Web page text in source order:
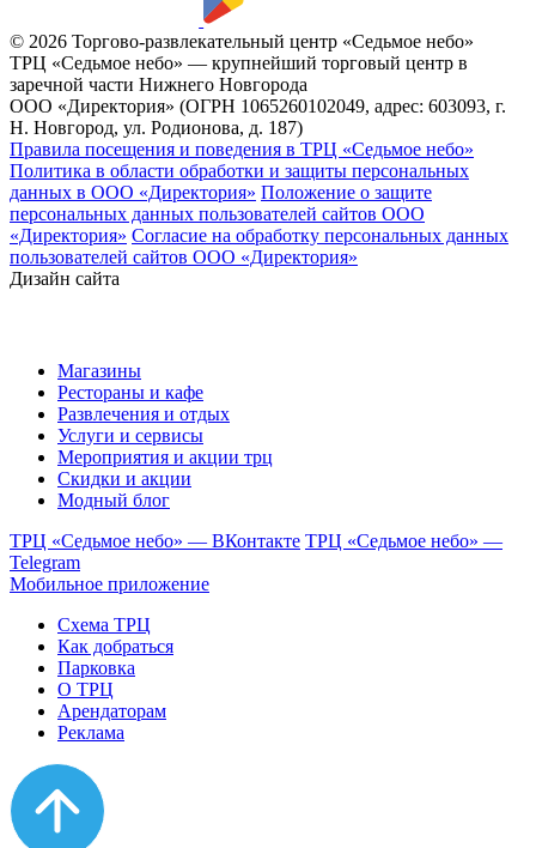
© 2026 Торгово-развлекательный центр «Седьмое небо»
ТРЦ «Седьмое небо» — крупнейший торговый центр в
заречной части Нижнего Новгорода
ООО «Директория» (ОГРН 1065260102049, адрес: 603093, г.
Н. Новгород, ул. Родионова, д. 187)
Правила посещения и поведения в ТРЦ «Седьмое небо»
Политика в области обработки и защиты персональных
данных в ООО «Директория» Положение о защите
персональных данных пользователей сайтов ООО
«Директория» Согласие на обработку персональных данных
пользователей сайтов ООО «Директория»
Дизайн сайта
Магазины
Рестораны и кафе
Развлечения и отдых
Услуги и сервисы
Мероприятия и акции трц
Скидки и акции
Модный блог
ТРЦ «Седьмое небо» — ВКонтакте ТРЦ «Седьмое небо» —
Telegram
Мобильное приложение
Схема ТРЦ
Как добраться
Парковка
О ТРЦ
Арендаторам
Реклама